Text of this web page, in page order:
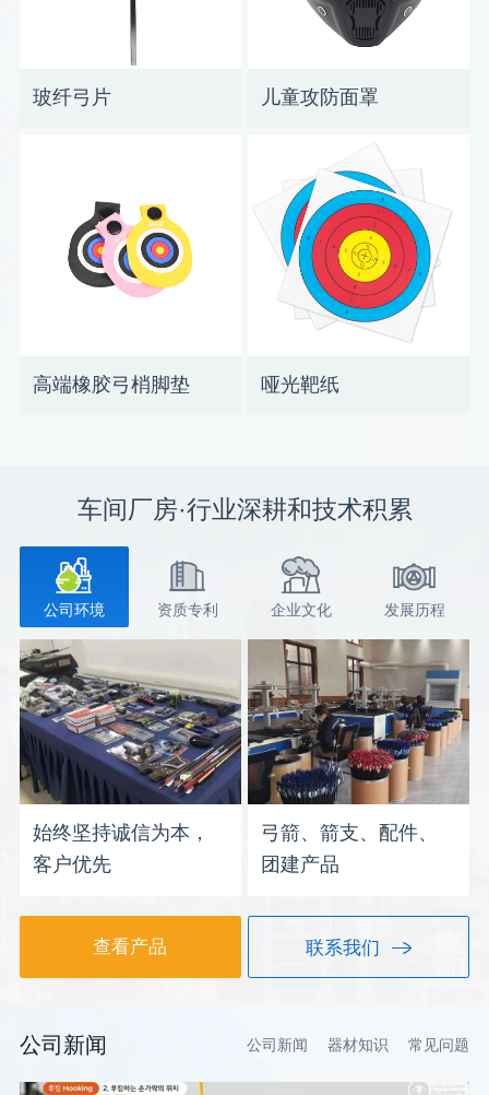
玻纤弓片 儿童攻防面罩
高端橡胶弓梢脚垫 哑光靶纸
车间厂房·行业深耕和技术积累
公司环境 资质专利 企业文化 发展历程
始终坚持诚信为本，
客户优先
弓箭、箭支、配件、
团建产品
查看产品 联系我们
公司新闻 公司新闻 器材知识 常见问题